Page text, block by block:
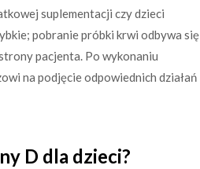
suplementacji czy dzieci
pobranie próbki krwi odbywa się
pacjenta. Po wykonaniu
na podjęcie odpowiednich działań
D dla dzieci?